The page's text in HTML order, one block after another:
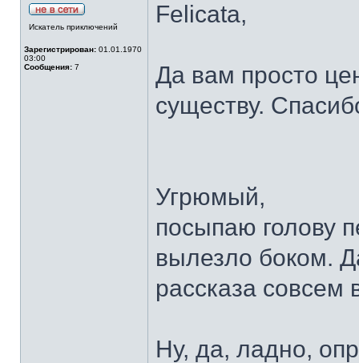
Искатель приключений
Зарегистрирован: 01.01.1970
03:00
Сообщения: 7
Felicata,
Да вам просто
существу.
Угрюмый,
посыпаю голову
вылезло боком.
рассказа совсем
Ну, да, ладно,